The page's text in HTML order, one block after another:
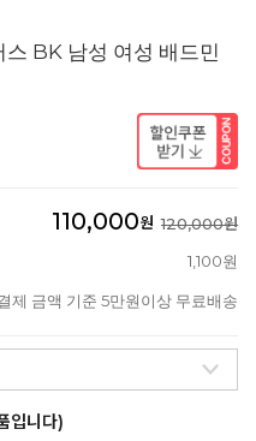
BK 남성 여성 배드민
110,000원 120,000원
1,100원
제 금액 기준 5만원이상 무료배송
입니다)